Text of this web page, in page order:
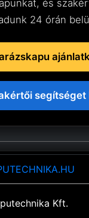
és
24 órán
segítséget
Kft.